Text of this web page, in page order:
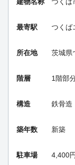
建物名称 つくば
最寄駅 つくば
所在地 茨城県
階層 1階部
構造 鉄骨造
築年数 新築
駐車場 4,400円